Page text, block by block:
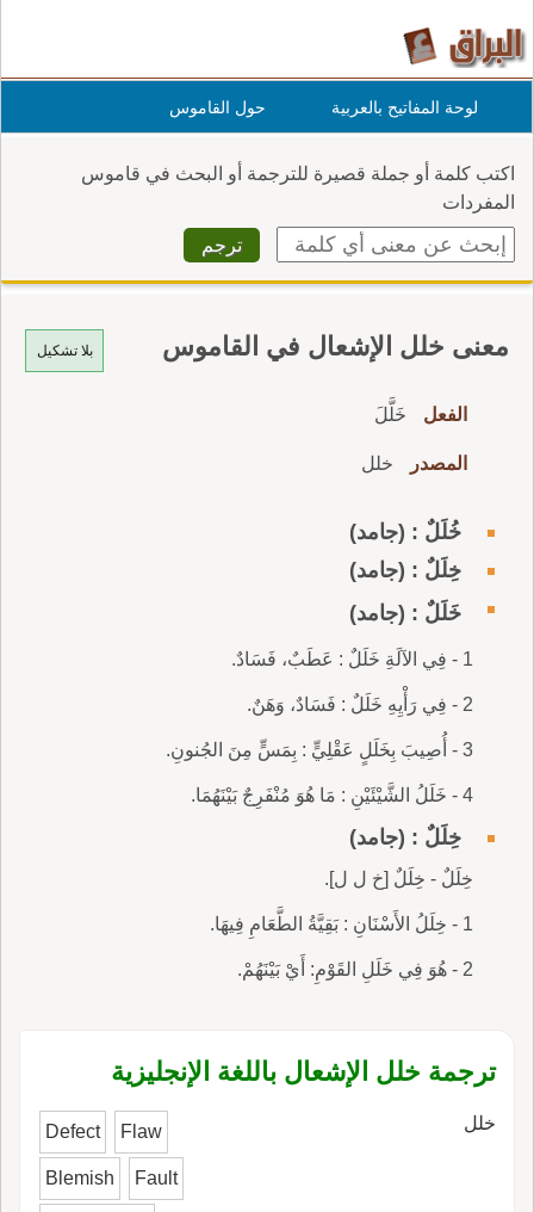
لوحة المفاتيح بالعربية حول القاموس
اكتب كلمة أو جملة قصيرة للترجمة أو البحث في قاموس
المفردات
بلا تشكيل معنى خلل الإشعال في القاموس
الفعل خَلَّلَ
المصدر خلل
خُلَلٌ : (جامد)
خِلَلٌ : (جامد)
خَلَلٌ : (جامد)
1 - فِي الآلَةِ خَلَلٌ : عَطَبٌ، فَسَادٌ.
2 - فِي رَأْيِهِ خَلَلٌ : فَسَادٌ، وَهَنٌ.
3 - أُصِيبَ بِخَلَلٍ عَقْلِيٍّ : بِمَسٍّ مِنَ الجُنونِ.
4 - خَلَلُ الشَّيْئَيْنِ : مَا هُوَ مُنْفَرِجٌ بَيْنَهُمَا.
خِلَلٌ : (جامد)
خِلَلٌ - خِلَلٌ [خ ل ل].
1 - خِلَلُ الأَسْنَانِ : بَقِيَّةُ الطَّعَامِ فِيهَا.
2 - هُوَ فِي خَلَلِ القَوْمِ: أَيْ بَيْنَهُمْ.
ترجمة خلل الإشعال باللغة الإنجليزية
خلل Defect Flaw
Blemish Fault